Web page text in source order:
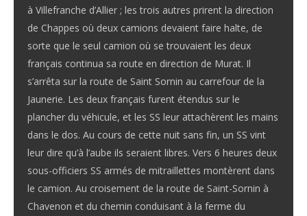
à Villefranche d’Allier ; les trois autres prirent la direction
de Chappes où deux camions devaient faire halte, de
sorte que le seul camion où se trouvaient les deux
français continua sa route en direction de Murat. Il
s’arrêta sur la route de Saint Sornin au carrefour de la
Jaunerie. Les deux français furent étendus sur le
plancher du véhicule, et les SS leur attachèrent les mains
dans le dos. Au cours de cette nuit sans fin, un SS vint
leur dire qu’à l’aube ils seraient libres. Vers 6 heures deux
sous-officiers SS armés de mitraillettes montèrent dans
le camion. Au croisement de la route de Saint-Sornin à
Chavenon et du chemin conduisant à la ferme du